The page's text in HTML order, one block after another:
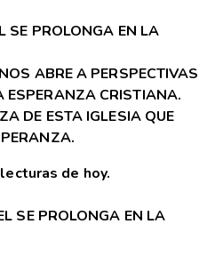
SE PROLONGA EN LA
ABRE A PERSPECTIVAS
ESPERANZA CRISTIANA.
DE ESTA IGLESIA QUE
de hoy.
SE PROLONGA EN LA